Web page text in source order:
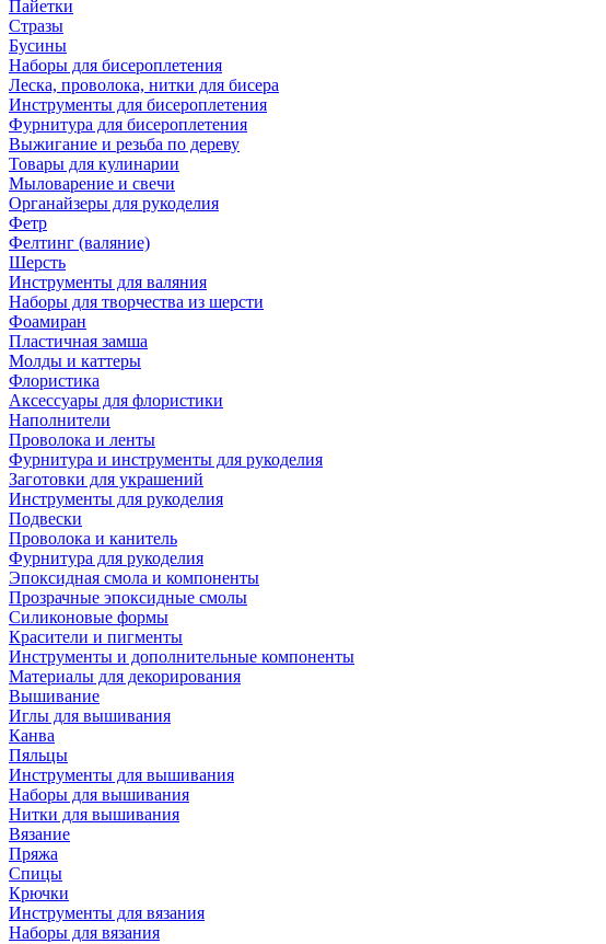
Пайетки
Стразы
Бусины
Наборы для бисероплетения
Леска, проволока, нитки для бисера
Инструменты для бисероплетения
Фурнитура для бисероплетения
Выжигание и резьба по дереву
Товары для кулинарии
Мыловарение и свечи
Органайзеры для рукоделия
Фетр
Фелтинг (валяние)
Шерсть
Инструменты для валяния
Наборы для творчества из шерсти
Фоамиран
Пластичная замша
Молды и каттеры
Флористика
Аксессуары для флористики
Наполнители
Проволока и ленты
Фурнитура и инструменты для рукоделия
Заготовки для украшений
Инструменты для рукоделия
Подвески
Проволока и канитель
Фурнитура для рукоделия
Эпоксидная смола и компоненты
Прозрачные эпоксидные смолы
Силиконовые формы
Красители и пигменты
Инструменты и дополнительные компоненты
Материалы для декорирования
Вышивание
Иглы для вышивания
Канва
Пяльцы
Инструменты для вышивания
Наборы для вышивания
Нитки для вышивания
Вязание
Пряжа
Спицы
Крючки
Инструменты для вязания
Наборы для вязания